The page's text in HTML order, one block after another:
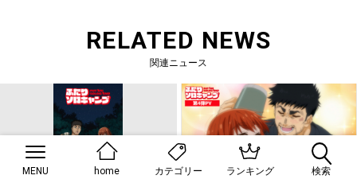
RELATED NEWS
関連ニュース
MENU home カテゴリー ランキング 検索